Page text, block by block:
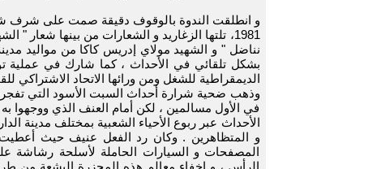
1981، تلتها الزغاريد و الشعارات من بينها
بشكل تلقائي في الأحداث ، كما شارك في عملية
الديمقراطية للشغل ومن ورائها الاتحاد الاشتراكي للقوات
وذهب ضحية شرارة أحداث السبت الأسود التي تفجرت
في الأول مسالمين ، لكن أمام العنف الذي ووجهوا
الأحداث عبر ربوع الأحياء الشعبية بمختلف مدينة
و المتظاهرين . وكان رد الفعل عنيف حيث
المصفحات و السيارات الحاملة لأسلحة رشاشة
الرأس ، و إخفاء معالم هذه المجزرة البشعة من